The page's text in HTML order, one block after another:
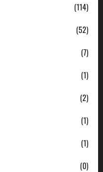
(114)
(52)
(7)
(1)
(2)
(1)
(1)
(0)